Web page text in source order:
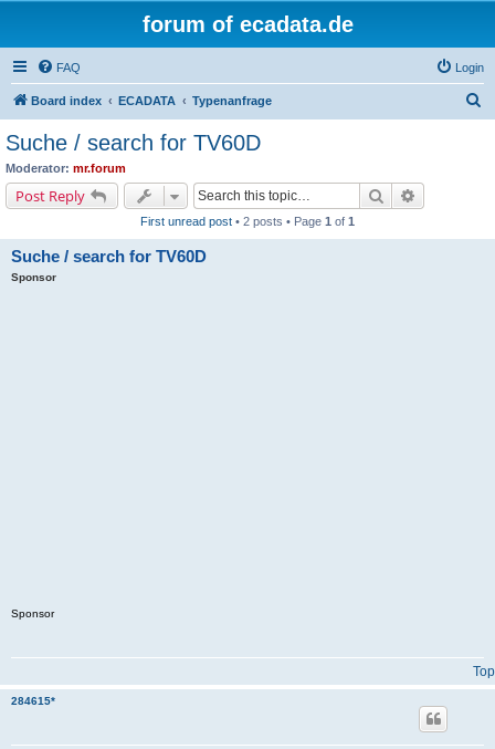
forum of ecadata.de
FAQ Login
Board index ECADATA Typenanfrage
Suche / search for TV60D
Moderator: mr.forum
Post Reply Search
First unread post • 2 posts • Page 1 of 1
Suche / search for TV60D
Sponsor
Sponsor
Top
284615*